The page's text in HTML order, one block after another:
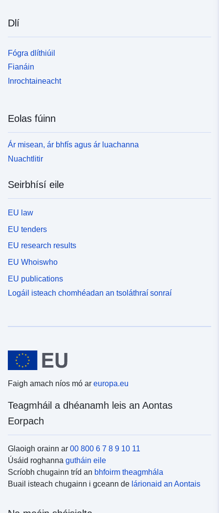
Dlí
Fógra dlíthiúil
Fianáin
Inrochtaineacht
Eolas fúinn
Ár misean, ár bhfís agus ár luachanna
Nuachtlitir
Seirbhísí eile
EU law
EU tenders
EU research results
EU Whoiswho
EU publications
Logáil isteach chomhéadan an tsoláthraí sonraí
Faigh amach níos mó ar europa.eu
Teagmháil a dhéanamh leis an Aontas
Eorpach
Glaoigh orainn ar 00 800 6 7 8 9 10 11
Úsáid roghanna gutháin eile
Scríobh chugainn tríd an bhfoirm theagmhála
Buail isteach chugainn i gceann de lárionaid an Aontais